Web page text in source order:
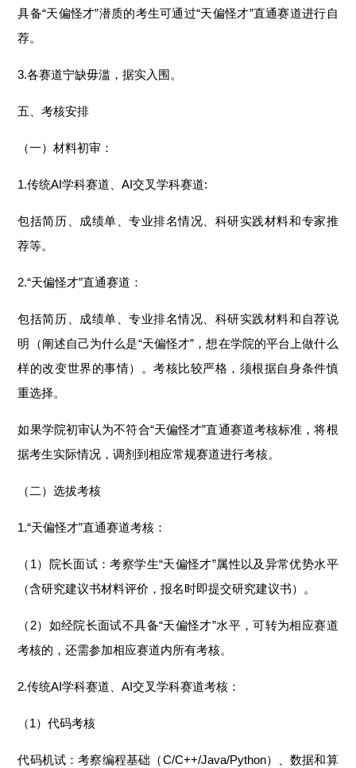
具备“天偏怪才”潜质的考生可通过“天偏怪才”直通赛道进行自
荐。
3.各赛道宁缺毋滥，据实入围。
五、考核安排
（一）材料初审：
1.传统AI学科赛道、AI交叉学科赛道:
包括简历、成绩单、专业排名情况、科研实践材料和专家推
荐等。
2.“天偏怪才”直通赛道：
包括简历、成绩单、专业排名情况、科研实践材料和自荐说
明（阐述自己为什么是“天偏怪才”，想在学院的平台上做什么
样的改变世界的事情）。考核比较严格，须根据自身条件慎
重选择。
如果学院初审认为不符合“天偏怪才”直通赛道考核标准，将根
据考生实际情况，调剂到相应常规赛道进行考核。
（二）选拔考核
1.“天偏怪才”直通赛道考核：
（1）院长面试：考察学生“天偏怪才”属性以及异常优势水平
（含研究建议书材料评价，报名时即提交研究建议书）。
（2）如经院长面试不具备“天偏怪才”水平，可转为相应赛道
考核的，还需参加相应赛道内所有考核。
2.传统AI学科赛道、AI交叉学科赛道考核：
（1）代码考核
代码机试：考察编程基础（C/C++/Java/Python）、数据和算